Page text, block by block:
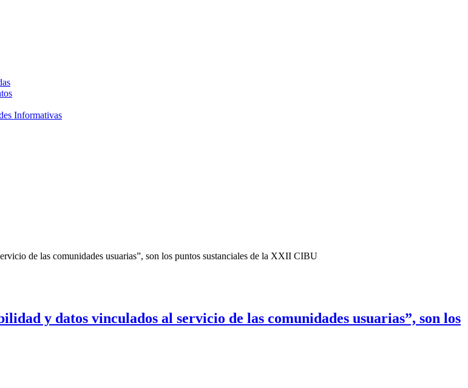
Informativas
de las comunidades usuarias”, son los puntos sustanciales de la XXII CIBU
y datos vinculados al servicio de las comunidades usuarias”, son los